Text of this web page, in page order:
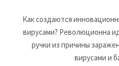
Как создаются
вирусами? Революционна
ручки из причины
вирусами и